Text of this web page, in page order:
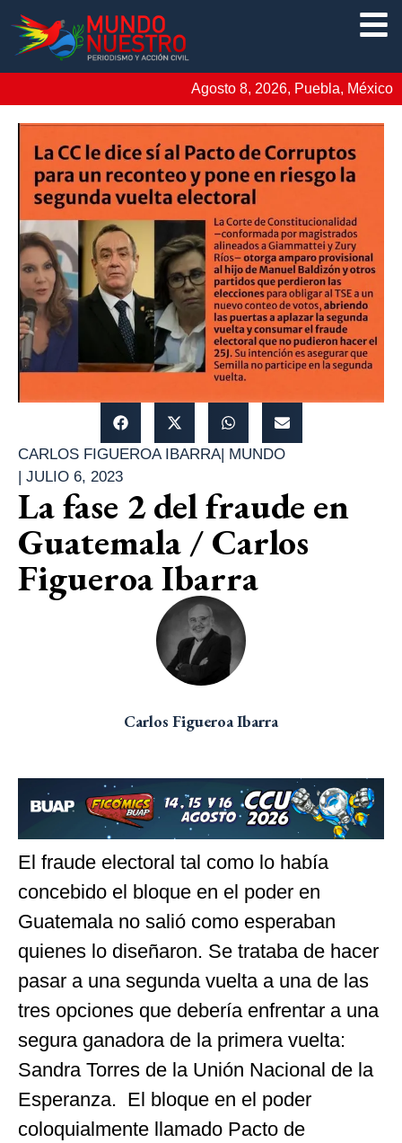
Agosto 8, 2026, Puebla, México
CARLOS FIGUEROA IBARRA| MUNDO
JULIO 6, 2023
La fase 2 del fraude en
Guatemala / Carlos
Figueroa Ibarra
Carlos Figueroa Ibarra
El fraude electoral tal como lo había
concebido el bloque en el poder en
Guatemala no salió como esperaban
quienes lo diseñaron. Se trataba de hacer
pasar a una segunda vuelta a una de las
tres opciones que debería enfrentar a una
segura ganadora de la primera vuelta:
Sandra Torres de la Unión Nacional de la
Esperanza. El bloque en el poder
coloquialmente llamado Pacto de